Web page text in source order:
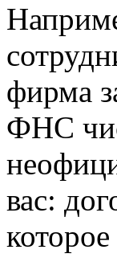
фирма
ФНС
вас: